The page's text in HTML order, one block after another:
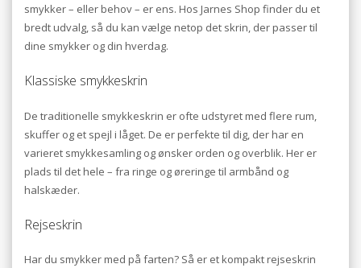
smykker – eller behov – er ens. Hos Jarnes Shop finder du et
bredt udvalg, så du kan vælge netop det skrin, der passer til
dine smykker og din hverdag.
Klassiske smykkeskrin
De traditionelle smykkeskrin er ofte udstyret med flere rum,
skuffer og et spejl i låget. De er perfekte til dig, der har en
varieret smykkesamling og ønsker orden og overblik. Her er
plads til det hele – fra ringe og øreringe til armbånd og
halskæder.
Rejseskrin
Har du smykker med på farten? Så er et kompakt rejseskrin